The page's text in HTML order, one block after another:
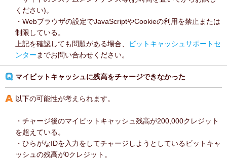
ください)。
・Webブラウザの設定でJavaScriptやCookieの利用を禁止または
制限している。
上記を確認しても問題がある場合、
ビットキャッシュサポートセ
ンター までお問い合わせください。
マイビットキャッシュに残高をチャージできなかった
以下の可能性が考えられます。
・チャージ後のマイビットキャッシュ残高が200,000クレジット
を超えている。
・ひらがなIDを入力をしてチャージしようとしているビットキャ
ッシュの残高が0クレジット。